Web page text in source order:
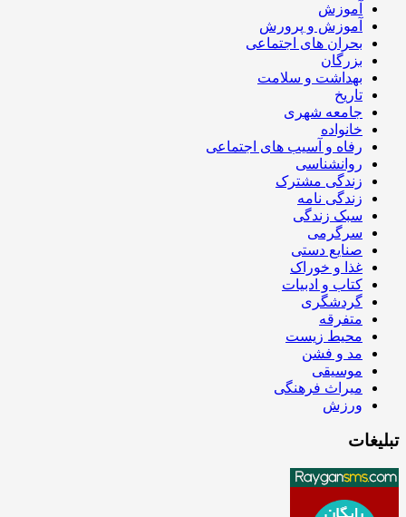
آموزش
آموزش و پرورش
بحران های اجتماعی
بزرگان
بهداشت و سلامت
تاریخ
جامعه شهری
خانواده
رفاه و آسیب های اجتماعی
روانشناسی
زندگی مشترک
زندگی نامه
سبک زندگی
سرگرمی
صنایع دستی
غذا و خوراک
کتاب و ادبیات
گردشگری
متفرقه
محیط زیست
مد و فشن
موسیقی
میراث فرهنگی
ورزش
تبلیغات